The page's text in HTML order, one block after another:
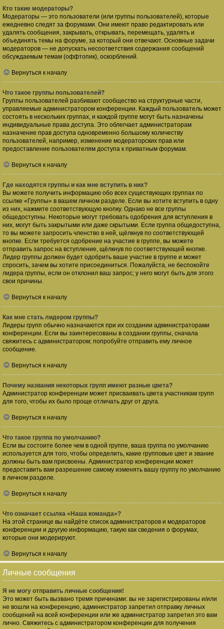
Кто такие модераторы?
Модераторы — это пользователи (или группы пользователей), которые
ежедневно следят за форумами. Они имеют право редактировать или
удалять сообщения, закрывать, открывать, перемещать, удалять и
объединять темы на форуме, за который они отвечают. Основные задачи
модераторов — не допускать несоответствия содержания сообщений
обсуждаемым темам (оффтопик), оскорблений.
Вернуться к началу
Что такое группы пользователей?
Группы пользователей разбивают сообщество на структурные части,
управляемые администратором конференции. Каждый пользователь может
состоять в нескольких группах, и каждой группе могут быть назначены
индивидуальные права доступа. Это облегчает администраторам
назначение прав доступа одновременно большому количеству
пользователей, например, изменение модераторских прав или
предоставление пользователям доступа к приватным форумам.
Вернуться к началу
Где находятся группы и как мне вступить в них?
Вы можете получить информацию обо всех существующих группах по
ссылке «Группы» в вашем личном разделе. Если вы хотите вступить в одну
из них, нажмите соответствующую кнопку. Однако не все группы
общедоступны. Некоторые могут требовать одобрения для вступления в
них, могут быть закрытыми или даже скрытыми. Если группа общедоступна,
то вы можете запросить членство в ней, щёлкнув по соответствующей
кнопке. Если требуется одобрение на участие в группе, вы можете
отправить запрос на вступление, щёлкнув по соответствующей кнопке.
Лидер группы должен будет одобрить ваше участие в группе и может
спросить, зачем вы хотите присоединиться. Пожалуйста, не беспокойте
лидера группы, если он отклонил ваш запрос; у него могут быть для этого
свои причины.
Вернуться к началу
Как мне стать лидером группы?
Лидеры групп обычно назначаются при их создании администраторами
конференции. Если вы заинтересованы в создании группы, сначала
свяжитесь с администратором; попробуйте отправить ему личное
сообщение.
Вернуться к началу
Почему названия некоторых групп имеют разные цвета?
Администратор конференции может присваивать цвета участникам групп
для того, чтобы их было проще отличать друг от друга.
Вернуться к началу
Что такое группа по умолчанию?
Если вы состоите более чем в одной группе, ваша группа по умолчанию
используется для того, чтобы определить, какие групповые цвет и звание
должны быть вам присвоены. Администратор конференции может
предоставить вам разрешение самому изменять вашу группу по умолчанию
в личном разделе.
Вернуться к началу
Что означает ссылка «Наша команда»?
На этой странице вы найдёте список администраторов и модераторов
конференции и другую информацию, такую как сведения о форумах,
которые они модерируют.
Вернуться к началу
Личные сообщения
Я не могу отправить личные сообщения!
Это может быть вызвано тремя причинами: вы не зарегистрированы и/или
не вошли на конференцию, администратор запретил отправку личных
сообщений на всей конференции или же администратор запретил это вам
лично. Свяжитесь с администратором конференции для получения